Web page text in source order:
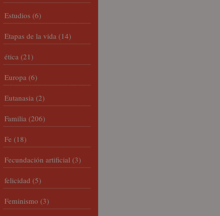
Estudios (6)
Etapas de la vida (14)
ética (21)
Europa (6)
Eutanasia (2)
Familia (206)
Fe (18)
Fecundación artificial (3)
felicidad (5)
Feminismo (3)